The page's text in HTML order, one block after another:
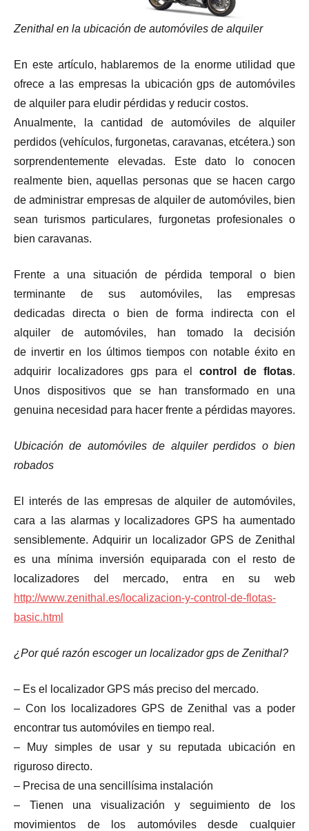
Zenithal en la ubicación de automóviles de alquiler
En este artículo, hablaremos de la enorme utilidad que
ofrece a las empresas la ubicación gps de automóviles
de alquiler para eludir pérdidas y reducir costos.
Anualmente, la cantidad de automóviles de alquiler
perdidos (vehículos, furgonetas, caravanas, etcétera.) son
sorprendentemente elevadas. Este dato lo conocen
realmente bien, aquellas personas que se hacen cargo
de administrar empresas de alquiler de automóviles, bien
sean turismos particulares, furgonetas profesionales o
bien caravanas.
Frente a una situación de pérdida temporal o bien
terminante de sus automóviles, las empresas
dedicadas directa o bien de forma indirecta con el
alquiler de automóviles, han tomado la decisión
de invertir en los últimos tiempos con notable éxito en
adquirir localizadores gps para elcontrol de flotas.
Unos dispositivos que se han transformado en una
genuina necesidad para hacer frente a pérdidas mayores.
Ubicación de automóviles de alquiler perdidos o bien
robados
El interés de las empresas de alquiler de automóviles,
cara a las alarmas y localizadores GPS ha aumentado
sensiblemente. Adquirir un localizador GPS de Zenithal
es una mínima inversión equiparada con el resto de
localizadores del mercado, entra en su web
http://www.zenithal.es/localizacion-y-control-de-flotas-
basic.html
¿Por qué razón escoger un localizador gps de Zenithal?
– Es el localizador GPS más preciso del mercado.
– Con los localizadores GPS de Zenithal vas a poder
encontrar tus automóviles en tiempo real.
– Muy simples de usar y su reputada ubicación en
riguroso directo.
– Precisa de una sencillísima instalación
– Tienen una visualización y seguimiento de los
movimientos de los automóviles desde cualquier